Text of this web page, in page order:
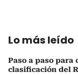
Lo más leído
Paso a paso para
clasificación del